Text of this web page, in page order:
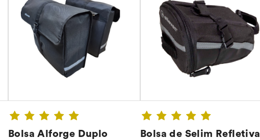
Bolsa Alforge Duplo
Bolsa de Selim Refletiva